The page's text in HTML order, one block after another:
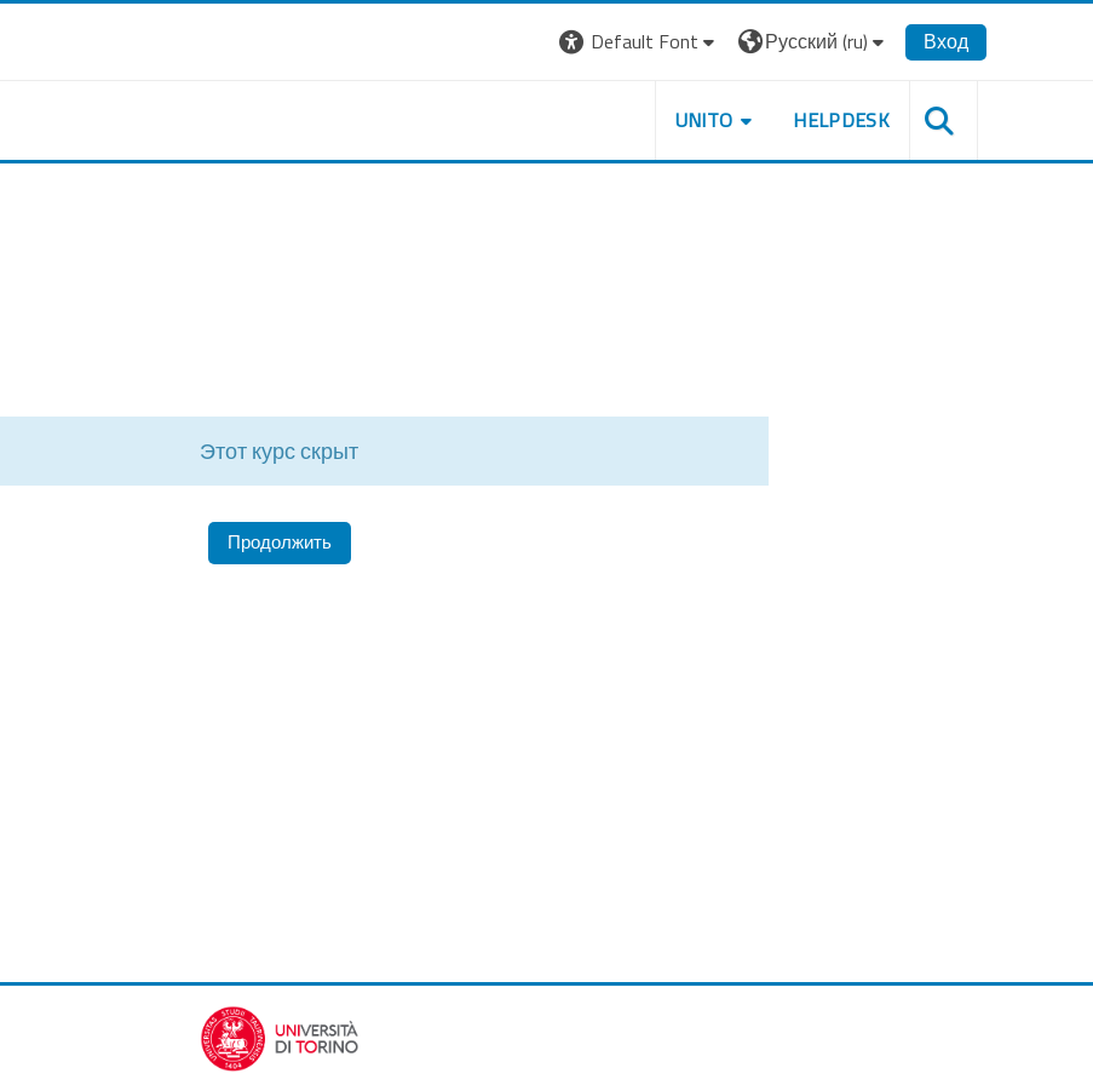
Default Font
Русский ‎(ru)‎ Вход
UNITO HELPDESK
Этот курс скрыт
Продолжить